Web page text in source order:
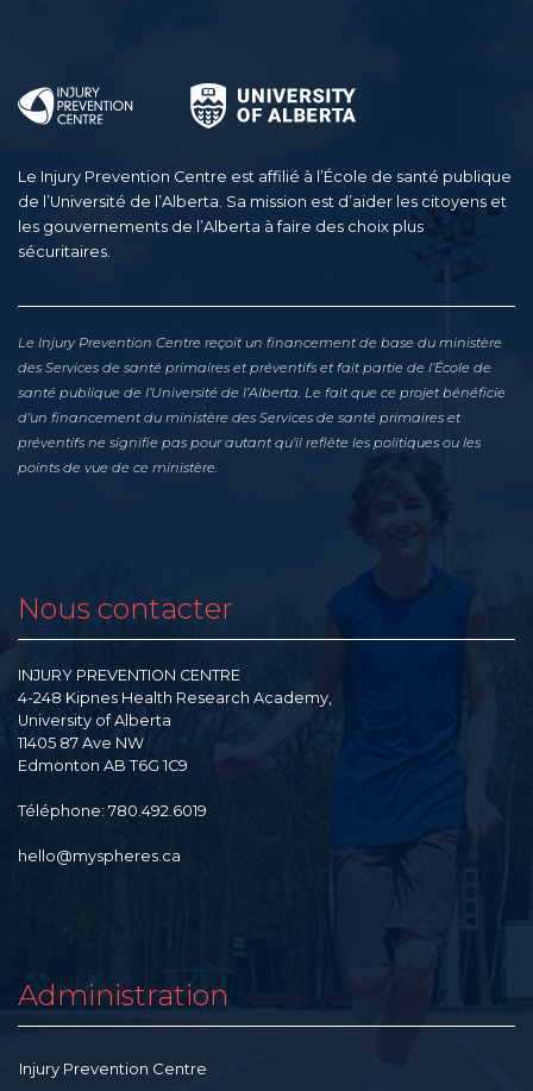
Le Injury Prevention Centre est affilié à l’École de santé publique
de l’Université de l’Alberta. Sa mission est d’aider les citoyens et
les gouvernements de l’Alberta à faire des choix plus
sécuritaires.
Le Injury Prevention Centre reçoit un financement de base du ministère
des Services de santé primaires et préventifs et fait partie de l’École de
santé publique de l’Université de l’Alberta. Le fait que ce projet bénéficie
d’un financement du ministère des Services de santé primaires et
préventifs ne signifie pas pour autant qu’il reflète les politiques ou les
points de vue de ce ministère.
Nous contacter
INJURY PREVENTION CENTRE
4-248 Kipnes Health Research Academy,
University of Alberta
11405 87 Ave NW
Edmonton AB T6G 1C9
Téléphone: 780.492.6019
hello@myspheres.ca
Administration
Injury Prevention Centre